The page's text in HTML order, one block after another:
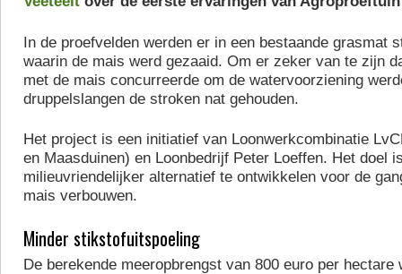
In de proefvelden werden er in een bestaande grasmat
waarin de mais werd gezaaid. Om er zeker van te zijn
met de mais concurreerde om de watervoorziening
druppelslangen de stroken nat gehouden.
Het project is een initiatief van Loonwerkcombinatie
en Maasduinen) en Loonbedrijf Peter Loeffen. Het doel
milieuvriendelijker alternatief te ontwikkelen voor de
mais verbouwen.
Minder stikstofuitspoeling
De berekende meeropbrengst van 800 euro per hectare